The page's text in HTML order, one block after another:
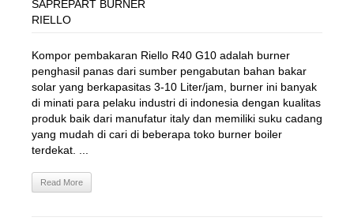
SAPREPART BURNER
RIELLO
Kompor pembakaran Riello R40 G10 adalah burner
penghasil panas dari sumber pengabutan bahan bakar
solar yang berkapasitas 3-10 Liter/jam, burner ini banyak
di minati para pelaku industri di indonesia dengan kualitas
produk baik dari manufatur italy dan memiliki suku cadang
yang mudah di cari di beberapa toko burner boiler
terdekat. ...
Read More